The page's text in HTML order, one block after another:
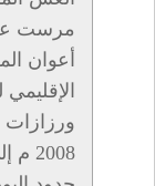
مرست
أعوان
2008 م إلى